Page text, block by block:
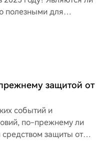
полезными для
защитой от
событий и
по-прежнему ли
защиты от